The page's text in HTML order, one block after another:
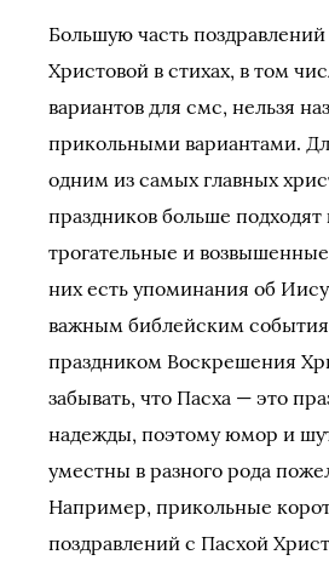
Большую часть
Христовой в стихах, в том
вариантов для смс, нельзя
прикольными вариантами.
одним из самых главных
праздников больше подходят
трогательные и
них есть упоминания об
важным библейским
праздником Воскрешения
забывать, что Пасха — это
надежды, поэтому юмор и
уместны в разного рода
Например, прикольные
поздравлений с Пасхой